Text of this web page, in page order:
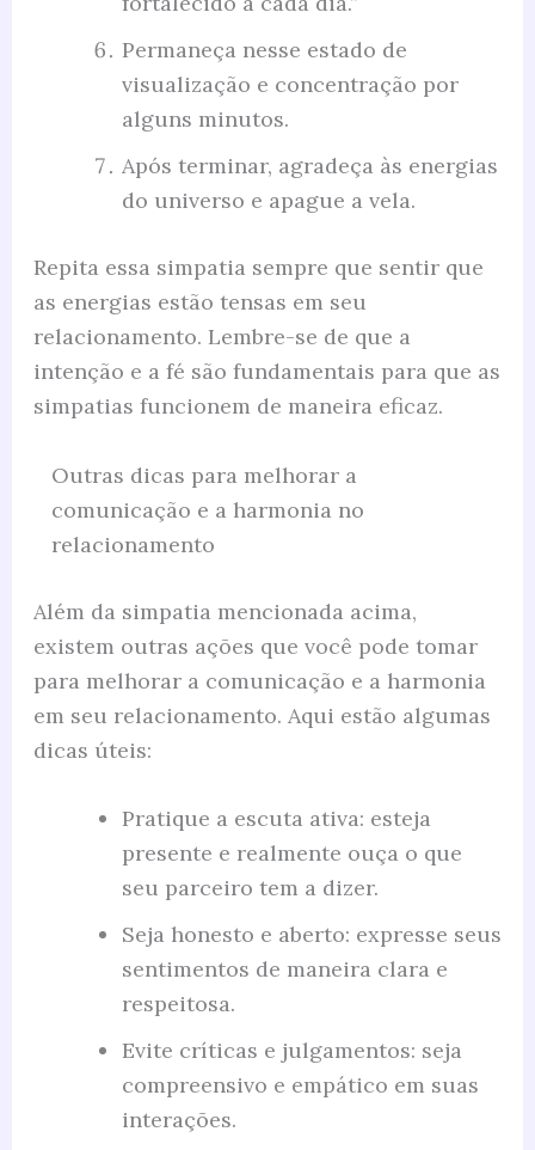
Permaneça nesse estado de
visualização e concentração por
alguns minutos.
Após terminar, agradeça às energias
do universo e apague a vela.
Repita essa simpatia sempre que sentir que
as energias estão tensas em seu
relacionamento. Lembre-se de que a
intenção e a fé são fundamentais para que as
simpatias funcionem de maneira eficaz.
Outras dicas para melhorar a
comunicação e a harmonia no
relacionamento
Além da simpatia mencionada acima,
existem outras ações que você pode tomar
para melhorar a comunicação e a harmonia
em seu relacionamento. Aqui estão algumas
dicas úteis:
Pratique a escuta ativa: esteja
presente e realmente ouça o que
seu parceiro tem a dizer.
Seja honesto e aberto: expresse seus
sentimentos de maneira clara e
respeitosa.
Evite críticas e julgamentos: seja
compreensivo e empático em suas
interações.